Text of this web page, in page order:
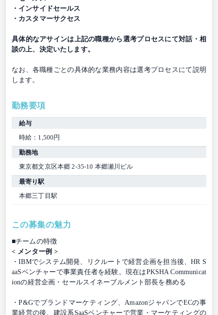
・インサイドセールス
・カスタマーサクセス
具体的なアサインは上記の職種から選考プロセスにて対話・相
談の上、決定いたします。
なお、各職種ごとの具体的な業務内容は選考プロセスにて説明
します。
勤務要項
給与
時給：1,500円
勤務地
東京都文京区本郷 2-35-10 本郷瀬川ビル
最寄り駅
本郷三丁目駅
この募集の魅力
■チームの特徴
< メンター例 >
・IBMでシステム開発、リクルートで経営企画を担当後、HR S
aaSベンチャーで事業責任者を経験。現在はPKSHA Communicat
ionの経営企画・セールスイネーブルメント部長を務める
・P&Gでブランドマーケティング、AmazonジャパンでECの事
業経営の後、建設系SaaSベンチャーで営業・マーケティングの